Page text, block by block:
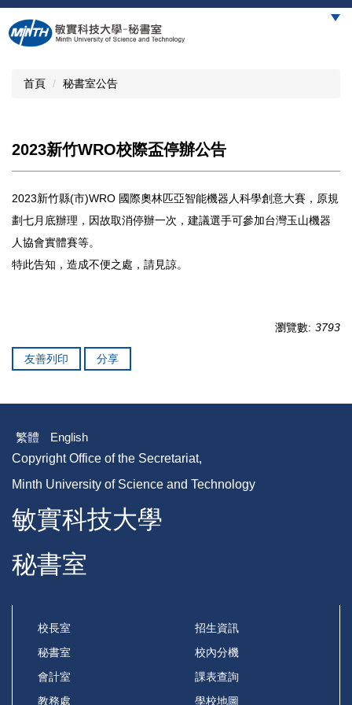
跳
到
主
首頁 秘書室公告
2023新竹WRO校際盃停辦公告
2023新竹縣(市)WRO 國際奧林匹亞智能機器人科學創意大賽，原規
劃七月底辦理，因故取消停辦一次，建議選手可參加台灣玉山機器
人協會實體賽等。
特此告知，造成不便之處，請見諒。
瀏覽數: 3793
友善列印 分享
繁體
English
Copyright Office of the Secretariat,
Minth University of Science and Technology
敏實科技大學
秘書室
校長室
秘書室
會計室
教務處
招生資訊
校內分機
課表查詢
學校地圖